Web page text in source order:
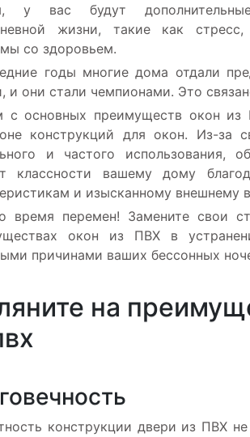
у вас будут
жизни, такие как
со здоровьем.
годы многие дома отдали
и они стали чемпионами. Это
с основных преимуществ окон
конструкций для окон. Из-за
и частого использования,
классности вашему дому
и изысканному внешнему
время перемен! Замените свои
окон из ПВХ в
причинами ваших бессонных
на
конструкции двери из ПВХ